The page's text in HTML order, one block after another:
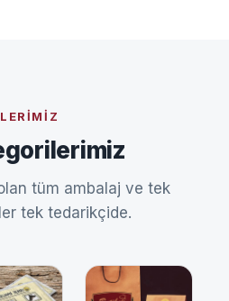
tüm ambalaj ve tek
tek tedarikçide.